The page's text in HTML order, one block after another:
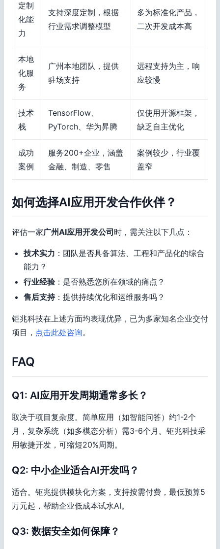
定制
化能
力
支持深度定制，根据
行业需求调整模型
多为标准化产品，
二次开发成本高
本地
化服
务
广州本地团队，提供
驻场支持
远程支持为主，响
应较慢
技术
栈
TensorFlow、
PyTorch、华为昇腾
仅使用开源框架，
缺乏自主优化
成功
案例
服务200+企业，涵盖
金融、制造、零售
案例较少，行业覆
盖窄
如何选择AI应用开发合作伙伴？
评估一家广州AI应用开发公司 时，需关注以下几点：
技术实力 ：团队是否具备算法、工程和产品化的综合
能力？
行业经验：是否熟悉您所在领域的痛点？
售后支持：提供持续优化和运维服务吗？
钜兆科技在上述方面均表现优异，已为多家知名企业交付
项目， 点击此处咨询。
FAQ
Q1: AI应用开发周期通常多长？
取决于项目复杂度。简单应用（如智能问答）约1-2个
月，复杂系统（如多模态分析）需3-6个月。钜兆科技采
用敏捷开发，可缩短20%周期。
Q2: 中小企业适合AI开发吗？
适合。钜兆提供模块化方案，支持按需付费，最低预算5
万元起，帮助企业低成本试水AI。
Q3: 数据安全如何保障？